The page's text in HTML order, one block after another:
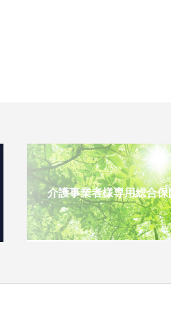
介護事業者様専用総合